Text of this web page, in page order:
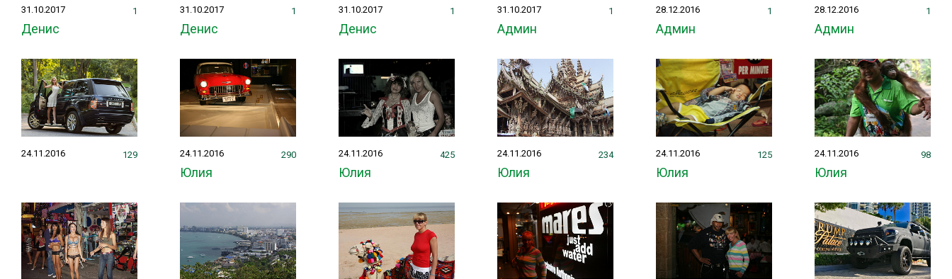
31.10.2017
Денис
1 31.10.2017
Денис
1 31.10.2017
Денис
1 31.10.2017
Админ
1 28.12.2016
Админ
1 28.12.2016
Админ
1
24.11.2016 129 24.11.2016
Юлия
290 24.11.2016
Юлия
425 24.11.2016
Юлия
234 24.11.2016
Юлия
125 24.11.2016
Юлия
98